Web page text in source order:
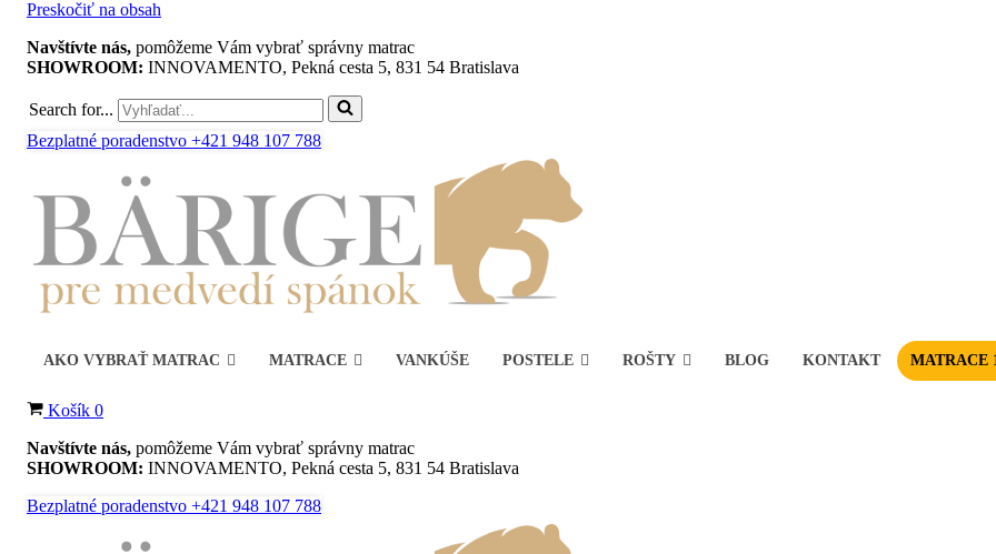
Preskočiť na obsah
Navštívte nás, pomôžeme Vám vybrať správny matrac
SHOWROOM: INNOVAMENTO, Pekná cesta 5, 831 54 Bratislava
Search for...
Bezplatné poradenstvo +421 948 107 788
AKO VYBRAŤ MATRAC MATRACE VANKÚŠE POSTELE ROŠTY BLOG KONTAKT MATRACE
Košík 0
Navštívte nás, pomôžeme Vám vybrať správny matrac
SHOWROOM: INNOVAMENTO, Pekná cesta 5, 831 54 Bratislava
Bezplatné poradenstvo +421 948 107 788